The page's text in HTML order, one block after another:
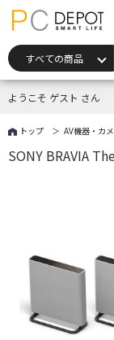
ようこそ ゲスト さん
トップ AV機器・カ
SONY BRAVIA